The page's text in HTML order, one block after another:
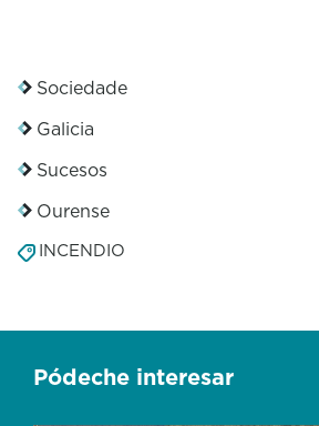
Sociedade
Galicia
Sucesos
Ourense
INCENDIO
Pódeche interesar